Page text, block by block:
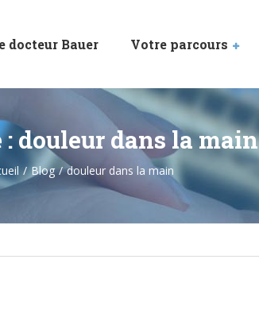
docteur Bauer Votre parcours
: douleur dans la main
Blog douleur dans la main